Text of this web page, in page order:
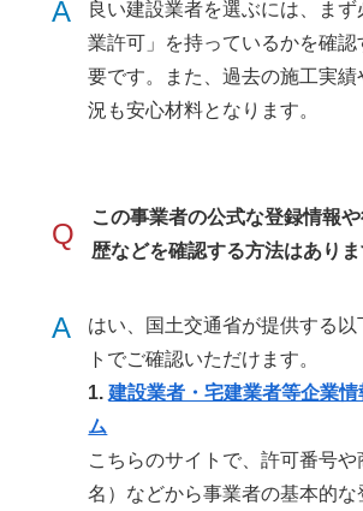
A
良い建設業者を選ぶには、まず
業許可」を持っているかを確認
要です。また、過去の施工実績
況も安心材料となります。
Q
この事業者の公式な登録情報
歴などを確認する方法はありま
A
はい、国土交通省が提供する以
トでご確認いただけます。
1.建設業者・宅建業者等企業
ム
こちらのサイトで、許可番号や
名）などから事業者の基本的な